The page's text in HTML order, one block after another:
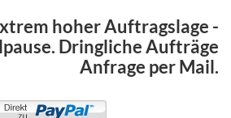
hoher Auftragslage -
Dringliche Aufträge
Anfrage per Mail.